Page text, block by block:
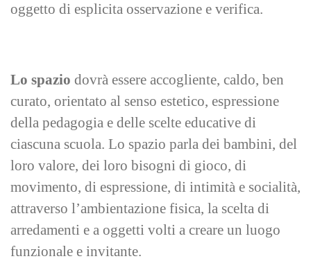
oggetto di esplicita osservazione e verifica.
Lo spazio dovrà essere accogliente, caldo, ben
curato, orientato al senso estetico, espressione
della pedagogia e delle scelte educative di
ciascuna scuola. Lo spazio parla dei bambini, del
loro valore, dei loro bisogni di gioco, di
movimento, di espressione, di intimità e socialità,
attraverso l’ambientazione fisica, la scelta di
arredamenti e a oggetti volti a creare un luogo
funzionale e invitante.